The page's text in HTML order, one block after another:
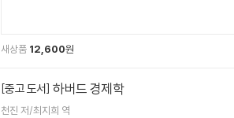
새상품 12,600원
[중고 도서] 하버드 경제학
천진 저/최지희 역